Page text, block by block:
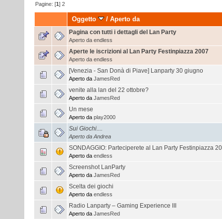
Pagine: [1]2
Oggetto /Aperto da
Pagina con tutti i dettagli del Lan Party
Aperto da endless
Aperte le iscrizioni al Lan Party Festinpiazza 2007
Aperto da endless
[Venezia - San Donà di Piave] Lanparty 30 giugno
Aperto da JamesRed
venite alla lan del 22 ottobre?
Aperto da JamesRed
Un mese
Aperto da play2000
Sui Giochi....
Aperto da Andrea
SONDAGGIO: Parteciperete al Lan Party Festinpiazza
Aperto da endless
Screenshot LanParty
Aperto da JamesRed
Scelta dei giochi
Aperto da endless
Radio Lanparty – Gaming Experience III
Aperto da JamesRed